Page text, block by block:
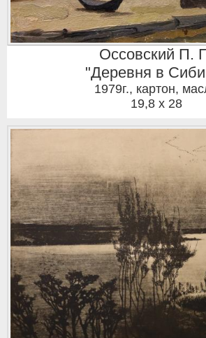
Оссовский П.
"Деревня в
1979г., картон,
19,8 x 28